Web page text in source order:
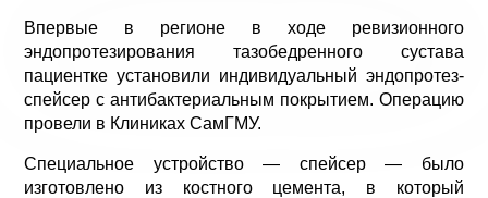
Впервые в регионе в ходе ревизионного
эндопротезирования тазобедренного сустава
пациентке установили индивидуальный эндопротез-
спейсер с антибактериальным покрытием. Операцию
провели в Клиниках СамГМУ.
Специальное устройство — спейсер — было
изготовлено из костного цемента, в который